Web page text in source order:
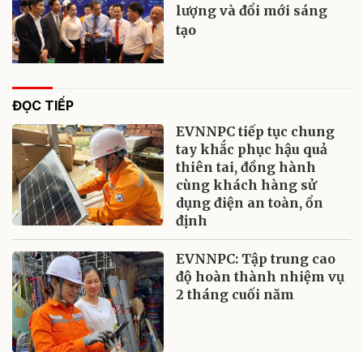
lượng và đổi mới sáng
tạo
ĐỌC TIẾP
EVNNPC tiếp tục chung
tay khắc phục hậu quả
thiên tai, đồng hành
cùng khách hàng sử
dụng điện an toàn, ổn
định
EVNNPC: Tập trung cao
độ hoàn thành nhiệm vụ
2 tháng cuối năm